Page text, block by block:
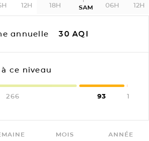
12H 18H SAM 06H 12H
annuelle 30 AQI
ce niveau
266 93 1
MOIS ANNÉE